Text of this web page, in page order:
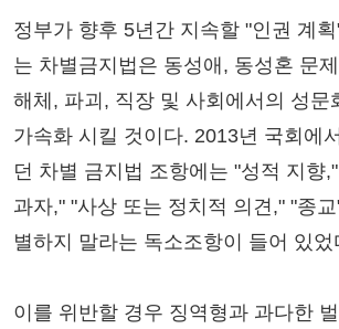
정부가 향후 5년간 지속할 "인권 계
는 차별금지법은 동성애, 동성혼 문
해체, 파괴, 직장 및 사회에서의 성문
가속화 시킬 것이다. 2013년 국회에
던 차별 금지법 조항에는 "성적 지향
과자," "사상 또는 정치적 의견," "종
별하지 말라는 독소조항이 들어 있었
이를 위반할 경우 징역형과 과다한